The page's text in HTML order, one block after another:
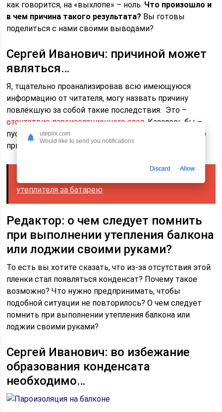
как говорится, на «выхлопе» – ноль. Что произошло и
в чем причина такого результата? Вы готовы
поделиться с нами своими выводами?
Сергей Иванович: причиной может
являться…
Я, тщательно проанализировав всю имеющуюся
информацию от читателя, могу назвать причину
повлёкшую за собой такие последствия. Это –
отсутствие пароизоляционного слоя . Казалось бы –
пустяк, а столько неприятностей! Потратить на него
придется не так уж и много, а результат – на лицо.
утеплителя за батарею
Редактор: о чем следует помнить
при выполнении утепления балкона
или лоджии своими руками?
То есть вы хотите сказать, что из-за отсутствия этой
пленки стал появляться конденсат? Почему такое
возможно? Что нужно предпринимать, чтобы
подобной ситуации не повторилось? О чем следует
помнить при выполнении утепления балкона или
лоджии своими руками?
Сергей Иванович: во избежание
образования конденсата
необходимо…
uteplix.com
Would like to send you notifications
Discard Allow